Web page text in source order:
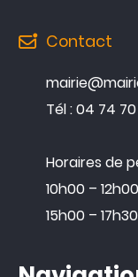
Contact
Tél : 04 74
Horaires de
10h00 – 12h00
15h00 – 17h30